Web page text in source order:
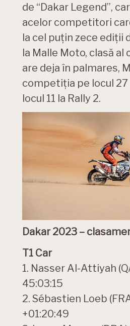
de “Dakar Legend”,
acelor competitori
la cel puțin zece ediții
la Malle Moto, clasă al
are deja în palmares,
competiţia pe locul 27
locul 11 la Rally 2.
Dakar 2023 –
T1 Car
1. Nasser Al-Attiyah
45:03:15
2. Sébastien Loeb
+01:20:49